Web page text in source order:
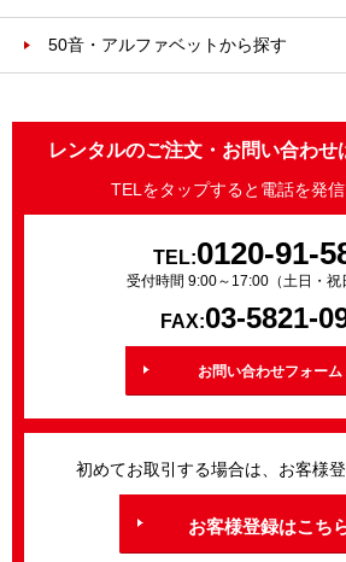
50音・アルファベットから探す
レンタルのご注文・お問い合わせ
TELをタップすると電話を発信
TEL:0120-91-
受付時間 9:00～17:00（土日・祝
FAX:03-5821-
お問い合わせフォーム
初めてお取引する場合は、お客様登
お客様登録はこち